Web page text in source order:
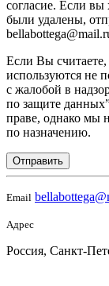
согласие. Если
были удалены,
Если Вы
используются не
с жалобой в
по защите
праве, однако мы
по назначению.
Отправить
Email
Адрес
Россия, Санкт-